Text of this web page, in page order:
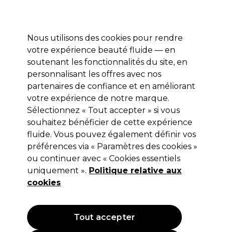
Se connecter
Marques Bons plans Coiffure Electro et Matériel
Livraison et délais
lire la suite
Beauté
Parcourez notre vaste sélection de produits de beauté
professionnels. Quels que soient vos besoins, nous vous
proposons les meilleurs cosmétiques pour le visage et le
corps, dont des articles de maquillage et d'épilation.
Nous utilisons des cookies pour rendre
votre expérience beauté fluide — en
soutenant les fonctionnalités du site, en
personnalisant les offres avec nos
partenaires de confiance et en améliorant
votre expérience de notre marque.
Sélectionnez « Tout accepter » si vous
souhaitez bénéficier de cette expérience
fluide. Vous pouvez également définir vos
préférences via « Paramètres des cookies »
ou continuer avec « Cookies essentiels
uniquement ». Politique relative aux
cookies
Tout accepter